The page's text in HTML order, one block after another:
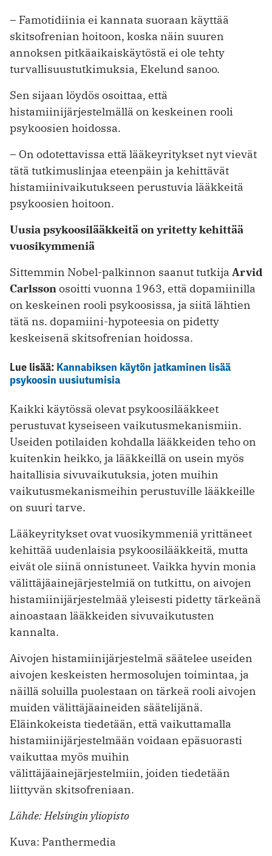
– Famotidiinia ei kannata suoraan käyttää
skitsofrenian hoitoon, koska näin suuren
annoksen pitkäaikaiskäytöstä ei ole tehty
turvallisuustutkimuksia, Ekelund sanoo.
Sen sijaan löydös osoittaa, että
histamiinijärjestelmällä on keskeinen rooli
psykoosien hoidossa.
– On odotettavissa että lääkeyritykset nyt vievät
tätä tutkimuslinjaa eteenpäin ja kehittävät
histamiinivaikutukseen perustuvia lääkkeitä
psykoosien hoitoon.
Uusia psykoosilääkkeitä on yritetty kehittää
vuosikymmeniä
Sittemmin Nobel-palkinnon saanut tutkija Arvid
Carlssonosoitti vuonna 1963, että dopamiinilla
on keskeinen rooli psykoosissa, ja siitä lähtien
tätä ns. dopamiini-hypoteesia on pidetty
keskeisenä skitsofrenian hoidossa.
Lue lisää: Kannabiksen käytön jatkaminen lisää
psykoosin uusiutumisia
Kaikki käytössä olevat psykoosilääkkeet
perustuvat kyseiseen vaikutusmekanismiin.
Useiden potilaiden kohdalla lääkkeiden teho on
kuitenkin heikko, ja lääkkeillä on usein myös
haitallisia sivuvaikutuksia, joten muihin
vaikutusmekanismeihin perustuville lääkkeille
on suuri tarve.
Lääkeyritykset ovat vuosikymmeniä yrittäneet
kehittää uudenlaisia psykoosilääkkeitä, mutta
eivät ole siinä onnistuneet. Vaikka hyvin monia
välittäjäainejärjestelmiä on tutkittu, on aivojen
histamiinijärjestelmää yleisesti pidetty tärkeänä
ainoastaan lääkkeiden sivuvaikutusten
kannalta.
Aivojen histamiinijärjestelmä säätelee useiden
aivojen keskeisten hermosolujen toimintaa, ja
näillä soluilla puolestaan on tärkeä rooli aivojen
muiden välittäjäaineiden säätelijänä.
Eläinkokeista tiedetään, että vaikuttamalla
histamiinijärjestelmään voidaan epäsuorasti
vaikuttaa myös muihin
välittäjäainejärjestelmiin, joiden tiedetään
liittyvän skitsofreniaan.
Lähde: Helsingin yliopisto
Kuva: Panthermedia